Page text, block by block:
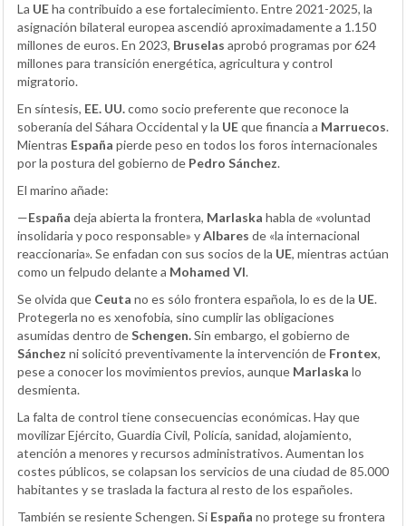
La UEha contribuido a ese fortalecimiento. Entre 2021-2025, la
asignación bilateral europea ascendió aproximadamente a 1.150
millones de euros. En 2023, Bruselas aprobó programas por 624
millones para transición energética, agricultura y control
migratorio.
En síntesis, EE. UU.como socio preferente que reconoce la
soberanía del Sáhara Occidental y la UEque financia a Marruecos.
Mientras España pierde peso en todos los foros internacionales
por la postura del gobierno de Pedro Sánchez.
El marino añade:
—España deja abierta la frontera, Marlaska habla de «voluntad
insolidaria y poco responsable» yAlbares de «la internacional
reaccionaria». Se enfadan con sus socios de la UE, mientras actúan
como un felpudo delante a Mohamed VI.
Se olvida que Ceuta no es sólo frontera española, lo es de la UE.
Protegerla no es xenofobia, sino cumplir las obligaciones
asumidas dentro deSchengen.Sin embargo, el gobierno de
Sánchez ni solicitó preventivamente la intervención de Frontex,
pese a conocer los movimientos previos, aunque Marlaska lo
desmienta.
La falta de control tiene consecuencias económicas. Hay que
movilizar Ejército, Guardia Civil, Policía, sanidad, alojamiento,
atención a menores y recursos administrativos. Aumentan los
costes públicos, se colapsan los servicios de una ciudad de 85.000
habitantes y se traslada la factura al resto de los españoles.
También se resiente Schengen. Si España no protege su frontera